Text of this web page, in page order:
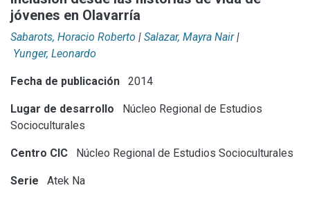
jóvenes en Olavarría
Sabarots, Horacio Roberto | Salazar, Mayra Nair |
Yunger, Leonardo
Fecha de publicación 2014
Lugar de desarrollo
Núcleo Regional de Estudios
Socioculturales
Centro CIC Núcleo Regional de Estudios Socioculturales
Serie Atek Na